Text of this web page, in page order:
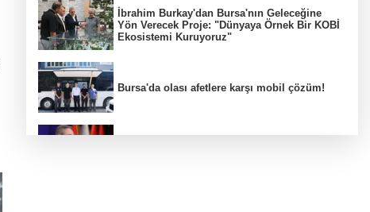
İbrahim Burkay'dan Bursa'nın Geleceğine
Yön Verecek Proje: "Dünyaya Örnek Bir KOBİ
Ekosistemi Kuruyoruz"
Bursa'da olası afetlere karşı mobil çözüm!